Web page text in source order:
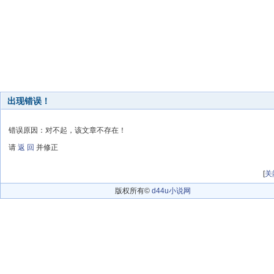
出现错误！
错误原因：对不起，该文章不存在！
请 返 回 并修正
[关
版权所有© d44u小说网